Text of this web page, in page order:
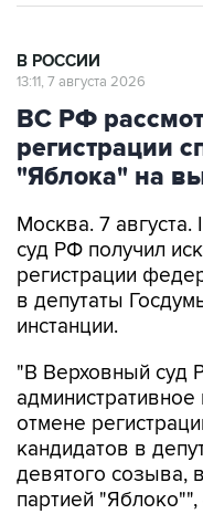
ВС РФ
регистрации
"Яблока" на
Москва. 7 августа.
регистрации
в депутаты
инстанции.
"В Верховный суд
отмене
кандидатов в
девятого созыва,
партией
Выборы депутатов